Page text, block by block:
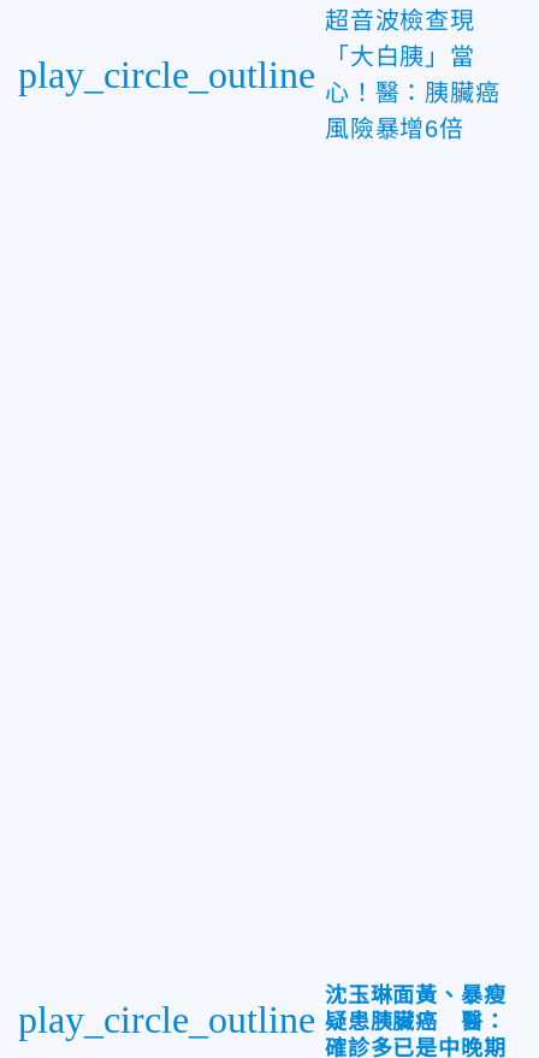
play_circle_outline
超音波檢查現
「大白胰」當
心！醫：胰臟癌
風險暴增6倍
play_circle_outline
沈玉琳面黃、暴瘦
疑患胰臟癌 醫：
確診多已是中晚期